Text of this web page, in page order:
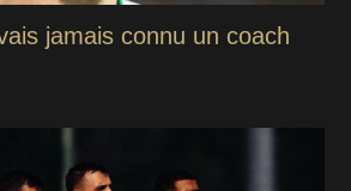
jamais connu un coach